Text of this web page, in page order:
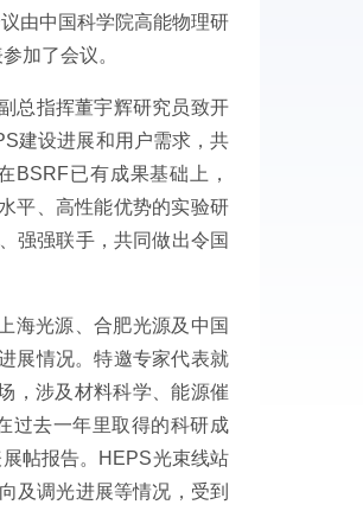
由中国科学院高能物理研
加了会议。
总指挥董宇辉研究员致开
建设进展和用户需求，共
BSRF已有成果基础上，
平、高性能优势的实验研
强强联手，共同做出令国
海光源、合肥光源及中国
展情况。特邀专家代表就
，涉及材料科学、能源催
过去一年里取得的科研成
帖报告。HEPS光束线站
及调光进展等情况，受到